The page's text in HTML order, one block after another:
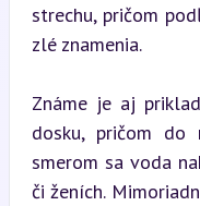
strechu, pričom
zlé znamenia.
Známe je aj
dosku, pričom do
smerom sa voda
či ženích.